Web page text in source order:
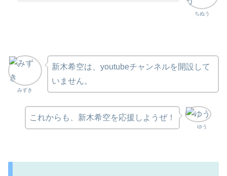
ちぬう
みずき
新木希空は、youtubeチャンネルを開設して
いません。
ゆう
これからも、新木希空を応援しようぜ！